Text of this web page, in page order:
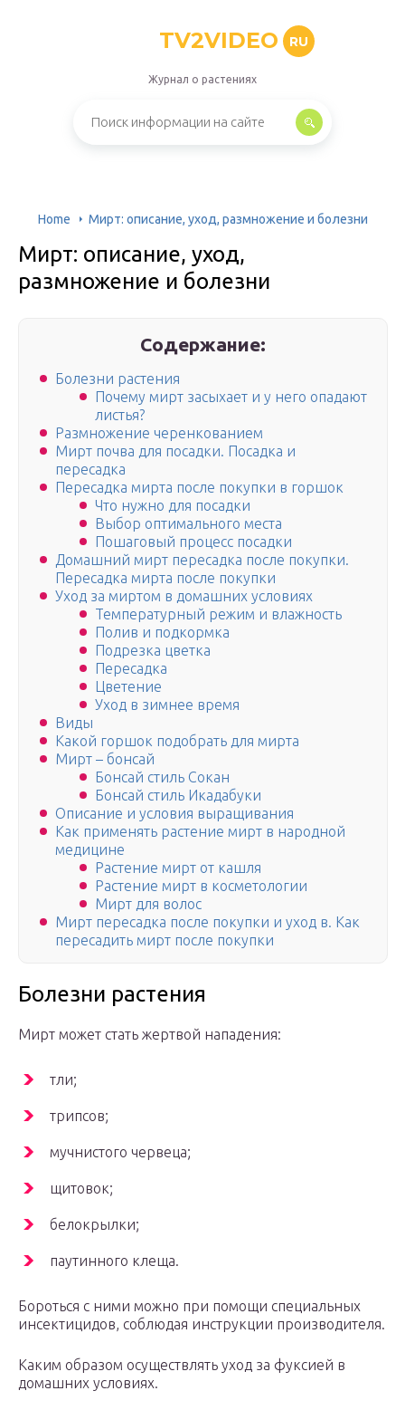
TV2VIDEO RU
Журнал о растениях
Home Мирт: описание, уход, размножение и болезни
Мирт: описание, уход,
размножение и болезни
Содержание:
Болезни растения
Почему мирт засыхает и у него опадают
листья?
Размножение черенкованием
Мирт почва для посадки. Посадка и
пересадка
Пересадка мирта после покупки в горшок
Что нужно для посадки
Выбор оптимального места
Пошаговый процесс посадки
Домашний мирт пересадка после покупки.
Пересадка мирта после покупки
Уход за миртом в домашних условиях
Температурный режим и влажность
Полив и подкормка
Подрезка цветка
Пересадка
Цветение
Уход в зимнее время
Виды
Какой горшок подобрать для мирта
Мирт – бонсай
Бонсай стиль Сокан
Бонсай стиль Икадабуки
Описание и условия выращивания
Как применять растение мирт в народной
медицине
Растение мирт от кашля
Растение мирт в косметологии
Мирт для волос
Мирт пересадка после покупки и уход в. Как
пересадить мирт после покупки
Болезни растения
Мирт может стать жертвой нападения:
тли;
трипсов;
мучнистого червеца;
щитовок;
белокрылки;
паутинного клеща.
Бороться с ними можно при помощи специальных
инсектицидов, соблюдая инструкции производителя.
Каким образом осуществлять уход за фуксией в
домашних условиях.